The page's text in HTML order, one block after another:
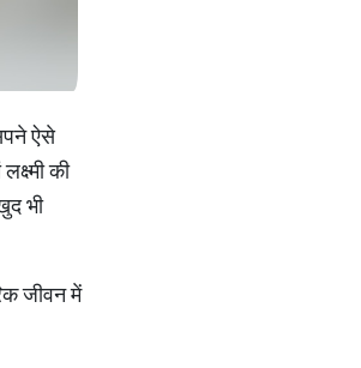
ऐसे
की
भी
जीवन में